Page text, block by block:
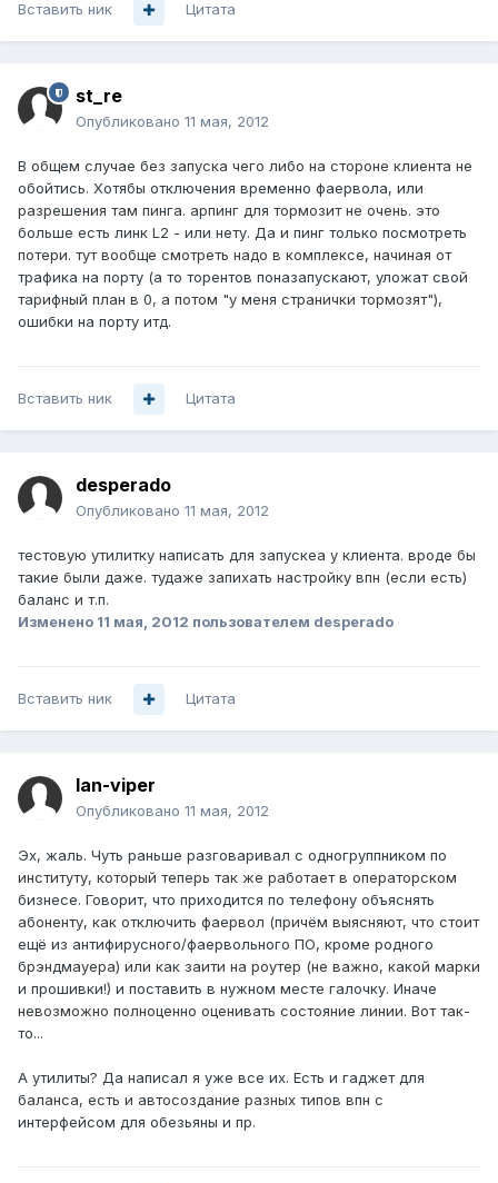
Вставить ник Цитата
st_re
Опубликовано 11 мая, 2012
В общем случае без запуска чего либо на стороне клиента не
обойтись. Хотябы отключения временно фаервола, или
разрешения там пинга. арпинг для тормозит не очень. это
больше есть линк L2 - или нету. Да и пинг только посмотреть
потери. тут вообще смотреть надо в комплексе, начиная от
трафика на порту (а то торентов поназапускают, уложат свой
тарифный план в 0, а потом "у меня странички тормозят"),
ошибки на порту итд.
Вставить ник Цитата
desperado
Опубликовано 11 мая, 2012
тестовую утилитку написать для запускеа у клиента. вроде бы
такие были даже. тудаже запихать настройку впн (если есть)
баланс и т.п.
Изменено 11 мая, 2012 пользователем desperado
Вставить ник Цитата
lan-viper
Опубликовано 11 мая, 2012
Эх, жаль. Чуть раньше разговаривал с одногруппником по
институту, который теперь так же работает в операторском
бизнесе. Говорит, что приходится по телефону объяснять
абоненту, как отключить фаервол (причём выясняют, что стоит
ещё из антифирусного/фаервольного ПО, кроме родного
брэндмауера) или как заити на роутер (не важно, какой марки
и прошивки!) и поставить в нужном месте галочку. Иначе
невозможно полноценно оценивать состояние линии. Вот так-
то...
А утилиты? Да написал я уже все их. Есть и гаджет для
баланса, есть и автосоздание разных типов впн с
интерфейсом для обезьяны и пр.